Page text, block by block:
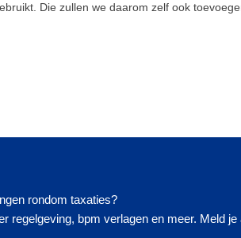
Die zullen we daarom zelf ook
rondom taxaties?
regelgeving, bpm verlagen en meer. Meld je